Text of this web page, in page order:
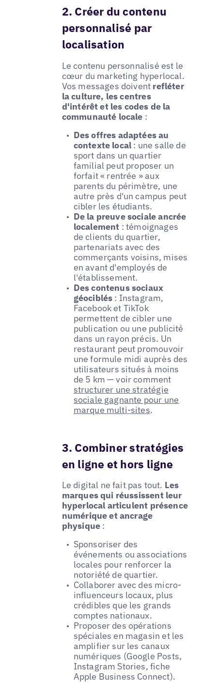
2. Créer du contenu
personnalisé par
localisation
Le contenu personnalisé est le
cœur du marketing hyperlocal.
Vos messages doivent refléter
la culture, les centres
d'intérêt et les codes de la
communauté locale :
Des offres adaptées au
contexte local : une salle de
sport dans un quartier
familial peut proposer un
forfait « rentrée » aux
parents du périmètre, une
autre près d'un campus peut
cibler les étudiants.
De la preuve sociale ancrée
localement : témoignages
de clients du quartier,
partenariats avec des
commerçants voisins, mises
en avant d'employés de
l'établissement.
Des contenus sociaux
géociblés : Instagram,
Facebook et TikTok
permettent de cibler une
publication ou une publicité
dans un rayon précis. Un
restaurant peut promouvoir
une formule midi auprès des
utilisateurs situés à moins
de 5 km — voir comment
structurer une stratégie
sociale gagnante pour une
marque multi-sites.
3. Combiner stratégies
en ligne et hors ligne
Le digital ne fait pas tout. Les
marques qui réussissent leur
hyperlocal articulent présence
numérique et ancrage
physique :
Sponsoriser des
événements ou associations
locales pour renforcer la
notoriété de quartier.
Collaborer avec des micro-
influenceurs locaux, plus
crédibles que les grands
comptes nationaux.
Proposer des opérations
spéciales en magasin et les
amplifier sur les canaux
numériques (Google Posts,
Instagram Stories, fiche
Apple Business Connect).